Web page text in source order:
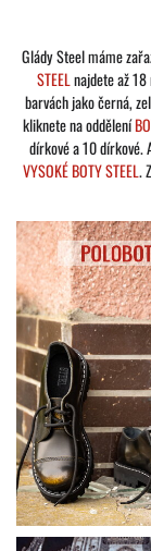
Glády Steel máme
STEELnajdete až
barvách jako černá,
kliknete na oddělení
dírkové a 10 dírkové.
VYSOKÉ BOTY STEEL.